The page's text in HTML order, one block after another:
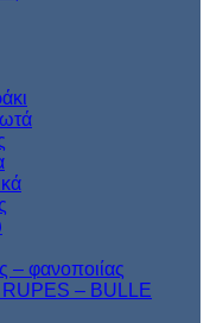
– φανοποιίας
RUPES – BULLE